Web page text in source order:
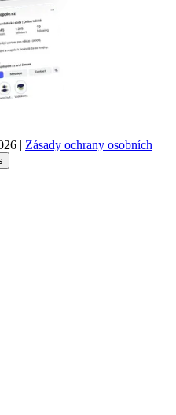
| Zásady ochrany osobních